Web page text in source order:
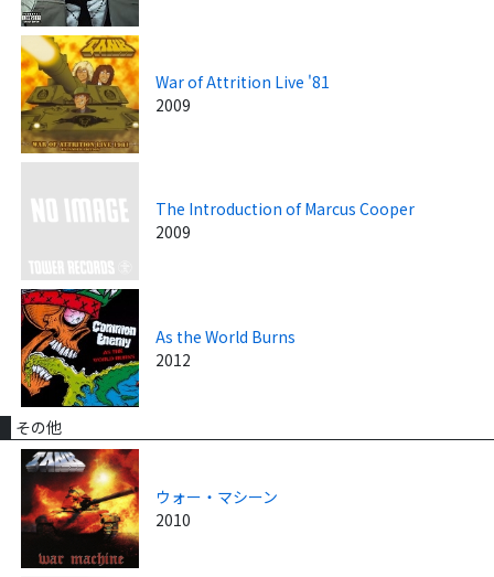
War of Attrition Live '81
2009
The Introduction of Marcus Cooper
2009
As the World Burns
2012
その他
ウォー・マシーン
2010